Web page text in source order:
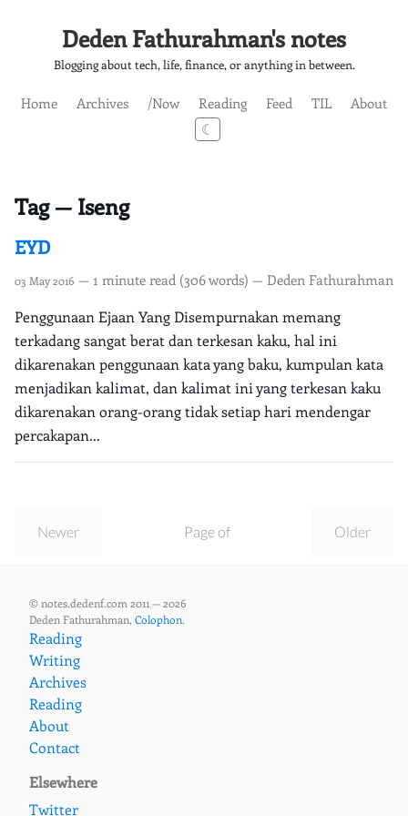
Deden Fathurahman's notes
Blogging about tech, life, finance, or anything in between.
Home Archives /Now Reading Feed TIL
About
☾
Tag — Iseng
EYD
03 May 2016 — 1 minute read (306 words) — Deden Fathurahman
Penggunaan Ejaan Yang Disempurnakan memang
terkadang sangat berat dan terkesan kaku, hal ini
dikarenakan penggunaan kata yang baku, kumpulan kata
menjadikan kalimat, dan kalimat ini yang terkesan kaku
dikarenakan orang-orang tidak setiap hari mendengar
percakapan...
Newer Older
Page of
© notes.dedenf.com 2011 — 2026
Deden Fathurahman, Colophon.
Reading
Writing
Archives
Reading
About
Contact
Elsewhere
Twitter